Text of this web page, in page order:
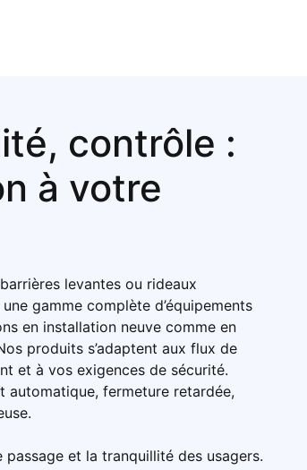
contrôle :
à votre
levantes ou rideaux
gamme complète d’équipements
en installation neuve comme en
produits s’adaptent aux flux de
et à vos exigences de sécurité.
automatique, fermeture retardée,
et la tranquillité des usagers.